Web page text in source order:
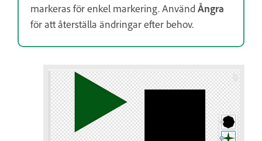
markeras för enkel markering. AnvändÅngra
för att återställa ändringar efter behov.